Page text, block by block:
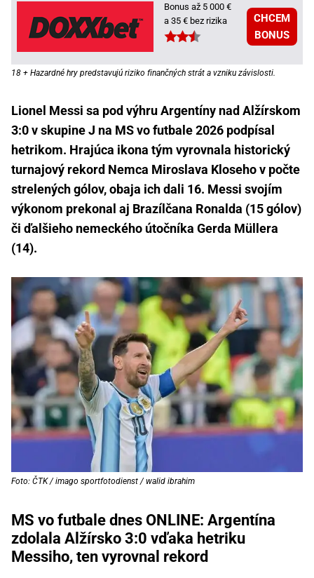
Bonus až 5 000 €
a 35 € bez rizika
CHCEM
BONUS
18 + Hazardné hry predstavujú riziko finančných strát a vzniku závislosti.
Lionel Messi sa pod výhru Argentíny nad Alžírskom
3:0 v skupine J na MS vo futbale 2026 podpísal
hetrikom. Hrajúca ikona tým vyrovnala historický
turnajový rekord Nemca Miroslava Kloseho v počte
strelených gólov, obaja ich dali 16. Messi svojím
výkonom prekonal aj Brazílčana Ronalda (15 gólov)
či ďalšieho nemeckého útočníka Gerda Müllera
(14).
Foto: ČTK / imago sportfotodienst / walid ibrahim
MS vo futbale dnes ONLINE: Argentína
zdolala Alžírsko 3:0 vďaka hetriku
Messiho, ten vyrovnal rekord